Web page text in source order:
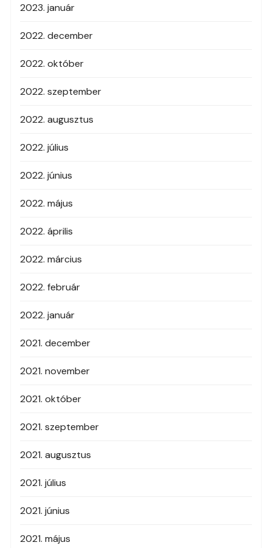
2023. január
2022. december
2022. október
2022. szeptember
2022. augusztus
2022. július
2022. június
2022. május
2022. április
2022. március
2022. február
2022. január
2021. december
2021. november
2021. október
2021. szeptember
2021. augusztus
2021. július
2021. június
2021. május